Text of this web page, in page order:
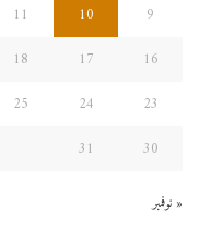
9
10
11
16
17
18
23
24
25
30
31
« نوفمبر